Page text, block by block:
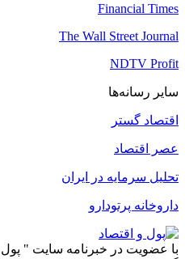
Financial Times
The Wall Street Journal
NDTV Profit
سایر رسانه‌ها
اقتصاد گستر
عصر اقتصاد
تحلیل سرمایه در ایران
داروخانه پرتودارو
با عضویت در خبرنامه سایت " پول